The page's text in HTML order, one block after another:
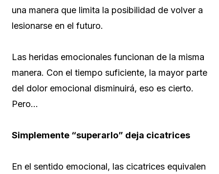
una manera que limita la posibilidad de volver a
lesionarse en el futuro.
Las heridas emocionales funcionan de la misma
manera. Con el tiempo suficiente, la mayor parte
del dolor emocional disminuirá, eso es cierto.
Pero…
Simplemente “superarlo” deja cicatrices
En el sentido emocional, las cicatrices equivalen